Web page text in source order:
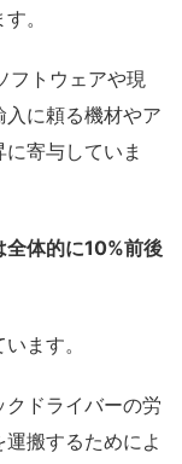
。
フトウェアや現
に頼る機材やア
寄与していま
全体的に10%前後
ます。
クドライバーの労
搬するためによ